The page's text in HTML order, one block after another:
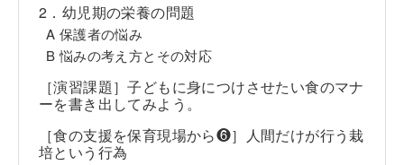
2．幼児期の栄養の問題
A 保護者の悩み
B 悩みの考え方とその対応
［演習課題］子どもに身につけさせたい食のマナ
ーを書き出してみよう。
［食の支援を保育現場から❻］人間だけが行う栽
培という行為